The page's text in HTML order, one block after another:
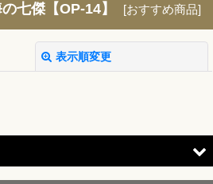
七傑【OP-14】 [おすすめ商品]
表示順変更